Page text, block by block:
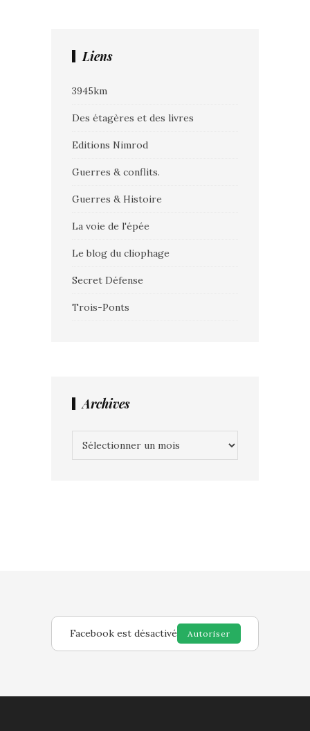
Liens
3945km
Des étagères et des livres
Editions Nimrod
Guerres & conflits.
Guerres & Histoire
La voie de l'épée
Le blog du cliophage
Secret Défense
Trois-Ponts
Archives
Facebook est désactivé Autoriser